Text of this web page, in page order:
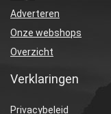
Adverteren
Onze webshops
Overzicht
Verklaringen
Privacybeleid